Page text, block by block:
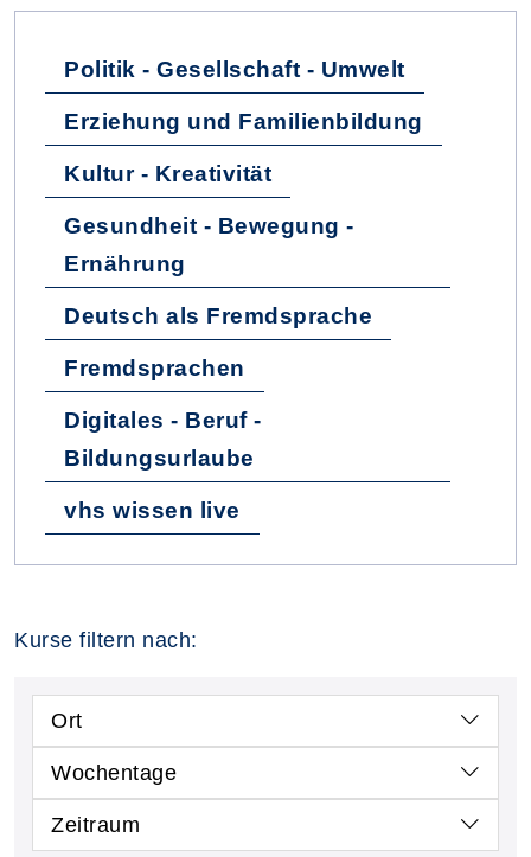
Politik - Gesellschaft - Umwelt
Erziehung und Familienbildung
Kultur - Kreativität
Gesundheit - Bewegung -
Ernährung
Deutsch als Fremdsprache
Fremdsprachen
Digitales - Beruf -
Bildungsurlaube
vhs wissen live
Kurse filtern nach:
Ort
Wochentage
Zeitraum